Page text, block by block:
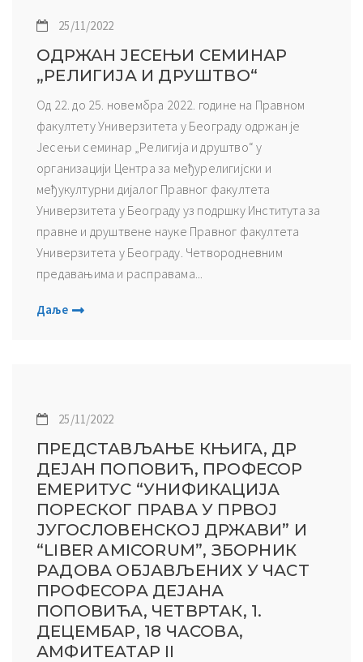
25/11/2022
ОДРЖАН ЈЕСЕЊИ СЕМИНАР
„РЕЛИГИЈА И ДРУШТВО“
Од 22. до 25. новембра 2022. године на Правном
факултету Универзитета у Београду одржан је
Јесењи семинар „Религија и друштво“ у
организацији Центра за међурелигијски и
међукултурни дијалог Правног факултета
Универзитета у Београду уз подршку Института за
правне и друштвене науке Правног факултета
Универзитета у Београду. Четвородневним
предавањима и расправама...
Даље
25/11/2022
ПРЕДСТАВЉАЊЕ КЊИГА, ДР
ДЕЈАН ПОПОВИЋ, ПРОФЕСОР
ЕМЕРИТУС “УНИФИКАЦИЈА
ПОРЕСКОГ ПРАВА У ПРВОЈ
ЈУГОСЛОВЕНСКОЈ ДРЖАВИ” И
“LIBER AMICORUM”, ЗБОРНИК
РАДОВА ОБЈАВЉЕНИХ У ЧАСТ
ПРОФЕСОРА ДЕЈАНА
ПОПОВИЋА, ЧЕТВРТАК, 1.
ДЕЦЕМБАР, 18 ЧАСОВА,
АМФИТЕАТАР II